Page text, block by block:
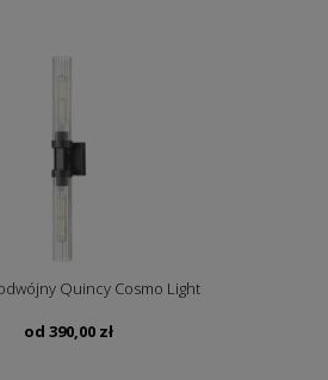
Quincy Cosmo Light
od 390,00 zł